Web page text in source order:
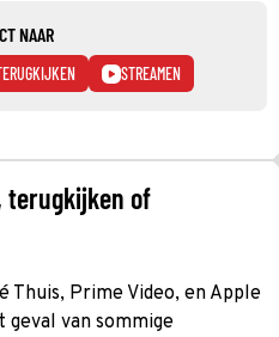
NAAR
STREAMEN
terugkijken of
Thuis, Prime Video, en Apple
van sommige